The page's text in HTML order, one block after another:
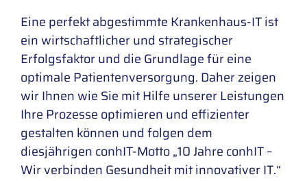
Eine perfekt abgestimmte Krankenhaus-IT ist
ein wirtschaftlicher und strategischer
Erfolgsfaktor und die Grundlage für eine
optimale Patientenversorgung. Daher zeigen
wir Ihnen wie Sie mit Hilfe unserer Leistungen
Ihre Prozesse optimieren und effizienter
gestalten können und folgen dem
diesjährigen conhIT-Motto „10 Jahre conhIT –
Wir verbinden Gesundheit mit innovativer IT.“